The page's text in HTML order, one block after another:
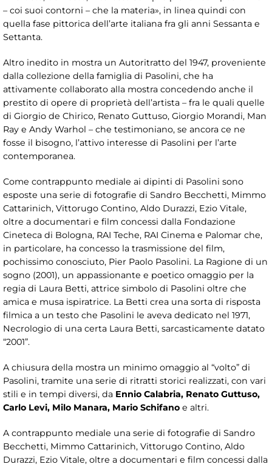
– coi suoi contorni – che la materia», in linea quindi con
quella fase pittorica dell’arte italiana fra gli anni Sessanta e
Settanta.
Altro inedito in mostra un Autoritratto del 1947, proveniente
dalla collezione della famiglia di Pasolini, che ha
attivamente collaborato alla mostra concedendo anche il
prestito di opere di proprietà dell’artista – fra le quali quelle
di Giorgio de Chirico, Renato Guttuso, Giorgio Morandi, Man
Ray e Andy Warhol – che testimoniano, se ancora ce ne
fosse il bisogno, l’attivo interesse di Pasolini per l’arte
contemporanea.
Come contrappunto mediale ai dipinti di Pasolini sono
esposte una serie di fotografie di Sandro Becchetti, Mimmo
Cattarinich, Vittorugo Contino, Aldo Durazzi, Ezio Vitale,
oltre a documentari e film concessi dalla Fondazione
Cineteca di Bologna, RAI Teche, RAI Cinema e Palomar che,
in particolare, ha concesso la trasmissione del film,
pochissimo conosciuto, Pier Paolo Pasolini. La Ragione di un
sogno (2001), un appassionante e poetico omaggio per la
regia di Laura Betti, attrice simbolo di Pasolini oltre che
amica e musa ispiratrice. La Betti crea una sorta di risposta
filmica a un testo che Pasolini le aveva dedicato nel 1971,
Necrologio di una certa Laura Betti, sarcasticamente datato
“2001”.
A chiusura della mostra un minimo omaggio al “volto” di
Pasolini, tramite una serie di ritratti storici realizzati, con vari
stili e in tempi diversi, da Ennio Calabria, Renato Guttuso,
Carlo Levi, Milo Manara, Mario Schifano e altri.
A contrappunto mediale una serie di fotografie di Sandro
Becchetti, Mimmo Cattarinich, Vittorugo Contino, Aldo
Durazzi, Ezio Vitale, oltre a documentari e film concessi dalla